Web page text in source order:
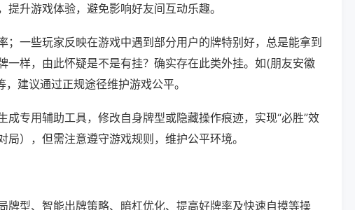
升游戏体验，避免影响好友间互动乐趣。
；一些玩家反映在游戏中遇到部分用户的牌特别好，总是能拿到
一样，由此怀疑是不是有挂？确实存在此类外挂。如(朋友安徽
建议通过正规途径维护游戏公平。
成专用辅助工具，修改自身牌型或隐藏操作痕迹，实现“必胜”效
），但需注意遵守游戏规则，维护公平环境。
牌型、智能出牌策略、暗杠优化、提高好牌率及快速自摸等操